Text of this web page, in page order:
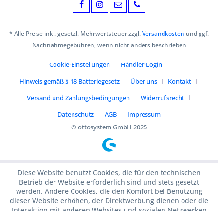
* Alle Preise inkl. gesetzl. Mehrwertsteuer zzgl.Versandkosten und ggf.
Nachnahmegebühren, wenn nicht anders beschrieben
Cookie-Einstellungen
Händler-Login
Hinweis gemäß § 18 Batteriegesetz
Über uns
Kontakt
Versand und Zahlungsbedingungen
Widerrufsrecht
Datenschutz
AGB
Impressum
© ottosystem GmbH 2025
Diese Website benutzt Cookies, die für den technischen
Betrieb der Website erforderlich sind und stets gesetzt
werden. Andere Cookies, die den Komfort bei Benutzung
dieser Website erhöhen, der Direktwerbung dienen oder die